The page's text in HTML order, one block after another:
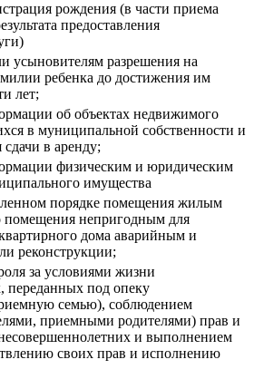
рождения (в части приема
предоставления
усыновителям разрешения на
ребенка до достижения им
лет;
об объектах недвижимого
в муниципальной собственности и
в аренду;
физическим и юридическим
имущества
порядке помещения жилым
непригодным для
дома аварийным и
реконструкции;
за условиями жизни
переданных под опеку
семью), соблюдением
приемными родителями) прав и
и выполнением
своих прав и исполнению